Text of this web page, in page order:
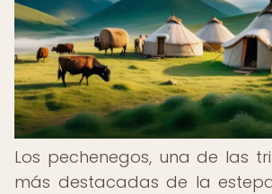
Los pechenegos, una de las
más destacadas de la